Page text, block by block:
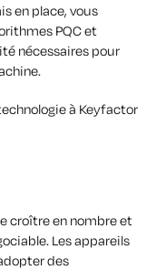
en place, vous
PQC et
nécessaires pour
à Keyfactor
croître en nombre et
Les appareils
des